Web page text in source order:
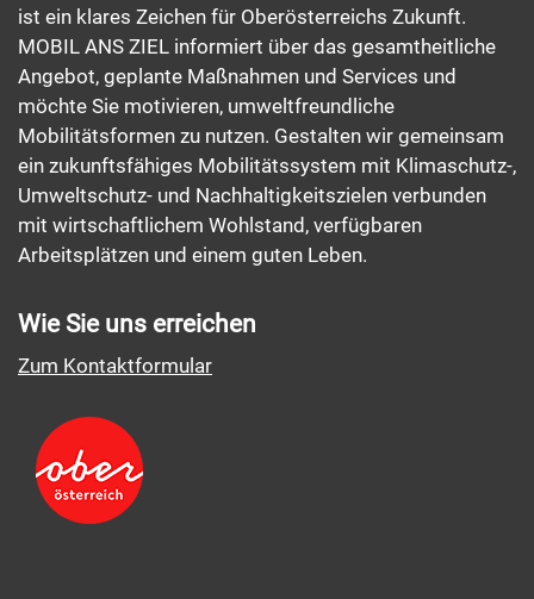
ist ein klares Zeichen für Oberösterreichs Zukunft.
MOBIL ANS ZIEL informiert über das gesamtheitliche
Angebot, geplante Maßnahmen und Services und
möchte Sie motivieren, umweltfreundliche
Mobilitätsformen zu nutzen. Gestalten wir gemeinsam
ein zukunftsfähiges Mobilitätssystem mit Klimaschutz-,
Umweltschutz- und Nachhaltigkeitszielen verbunden
mit wirtschaftlichem Wohlstand, verfügbaren
Arbeitsplätzen und einem guten Leben.
Wie Sie uns erreichen
Zum Kontaktformular